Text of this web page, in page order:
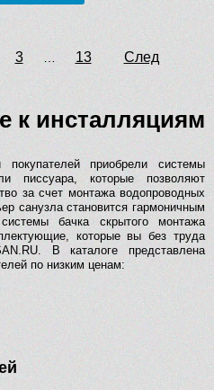
3 … 13 След
к инсталляциям
приобрели системы
писсуара, которые позволяют
за счет монтажа водопроводных
санузла становится гармоничным
бачка скрытого монтажа
которые вы без труда
В каталоге представлена
по низким ценам: